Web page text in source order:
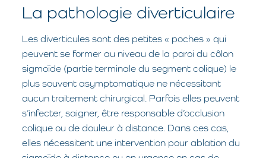
La pathologie diverticulaire
Les diverticules sont des petites « poches » qui
peuvent se former au niveau de la paroi du côlon
sigmoïde (partie terminale du segment colique) le
plus souvent asymptomatique ne nécessitant
aucun traitement chirurgical. Parfois elles peuvent
s’infecter, saigner, être responsable d’occlusion
colique ou de douleur à distance. Dans ces cas,
elles nécessitent une intervention pour ablation du